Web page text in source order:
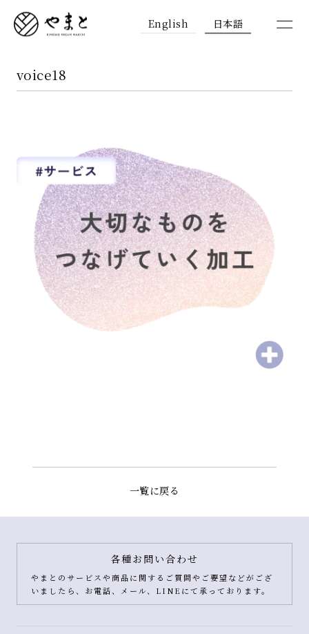
English 日本語
voice18
一覧に戻る
各種お問い合わせ
やまとのサービスや商品に関するご質問やご要望などがござ
いましたら、お電話、メール、LINEにて承っております。